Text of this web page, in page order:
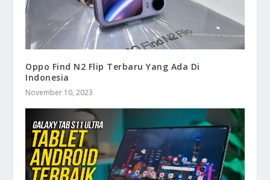
Oppo Find N2 Flip Terbaru Yang Ada Di
Indonesia
November 10, 2023